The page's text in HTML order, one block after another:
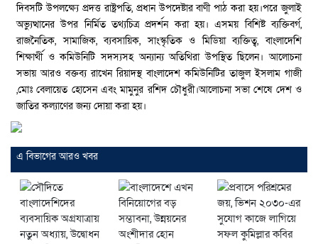
দিবসটি উপলক্ষ্যে প্রদত্ত রাষ্ট্রপতি, প্রধান উপদেষ্টার বাণী পাঠ করা হয়।পরে জুলাই
অভ্যুত্থানের উপর নির্মিত তথ্যচিত্র প্রদর্শন করা হয়। এসময় বিশিষ্ট ব্যক্তিবর্গ,
রাজনৈতিক, সামাজিক, ব্যবসায়িক, সাংস্কৃতিক ও মিডিয়া ব্যক্তিত্ব, বাংলাদেশি
শিক্ষার্থী ও কমিউনিটি সদস্যসহ অন্যান্য অতিথিরা উপস্থিত ছিলেন। আলোচনা
সভায় আরও বক্তব্য রাখেন রিয়াদস্থ বাংলাদেশ কমিউনিটির তাজুল ইসলাম গাজী
,মোঃ বেলায়েত হোসেন এবং মামুনুর রশিদ চৌধুরী।আলোচনা সভা শেষে দেশ ও
জাতির কল্যাণের জন্য দোয়া করা হয়।
এ বিভাগের আরও খবর